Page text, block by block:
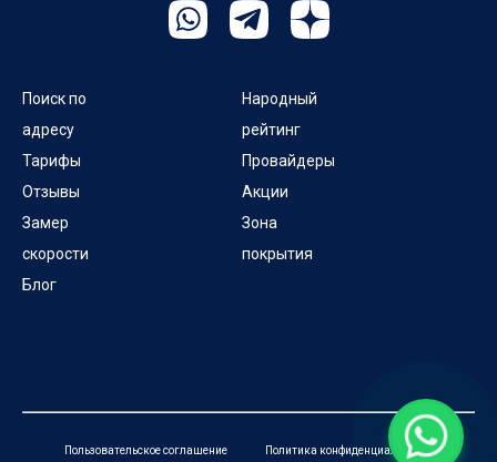
Поиск по
адресу
Тарифы
Отзывы
Замер
скорости
Блог
Народный
рейтинг
Провайдеры
Акции
Зона
покрытия
Пользовательское соглашение Политика конфиденциальности